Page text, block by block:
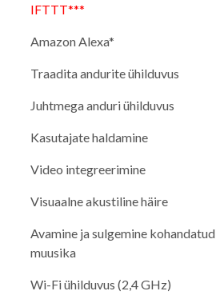
IFTTT***
Amazon Alexa*
Traadita andurite ühilduvus
Juhtmega anduri ühilduvus
Kasutajate haldamine
Video integreerimine
Visuaalne akustiline häire
Avamine ja sulgemine kohandatud
muusika
Wi-Fi ühilduvus (2,4 GHz)